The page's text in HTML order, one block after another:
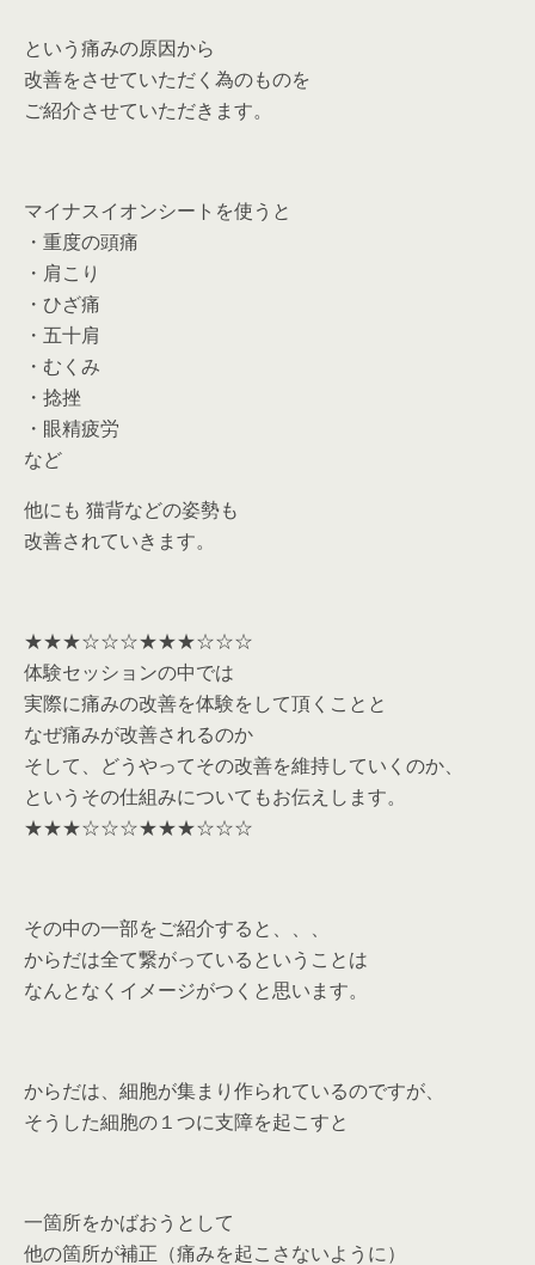
という痛みの原因から
改善をさせていただく為のものを
ご紹介させていただきます。
マイナスイオンシートを使うと
・重度の頭痛
・肩こり
・ひざ痛
・五十肩
・むくみ
・捻挫
・眼精疲労
など
他にも 猫背などの姿勢も
改善されていきます。
★★★☆☆☆★★★☆☆☆
体験セッションの中では
実際に痛みの改善を体験をして頂くことと
なぜ痛みが改善されるのか
そして、どうやってその改善を維持していくのか、
というその仕組みについてもお伝えします。
★★★☆☆☆★★★☆☆☆
その中の一部をご紹介すると、、、
からだは全て繋がっているということは
なんとなくイメージがつくと思います。
からだは、細胞が集まり作られているのですが、
そうした細胞の１つに支障を起こすと
一箇所をかばおうとして
他の箇所が補正（痛みを起こさないように）